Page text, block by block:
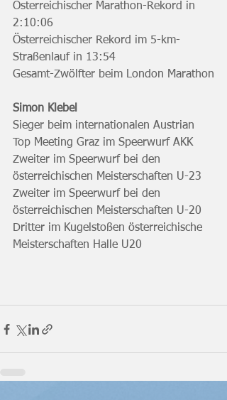
Österreichischer Marathon-Rekord in
2:10:06
Österreichischer Rekord im 5-km-
Straßenlauf in 13:54
Gesamt-Zwölfter beim London Marathon
Simon Klebel
Sieger beim internationalen Austrian
Top Meeting Graz im Speerwurf AKK
Zweiter im Speerwurf bei den
österreichischen Meisterschaften U-23
Zweiter im Speerwurf bei den
österreichischen Meisterschaften U-20
Dritter im Kugelstoßen österreichische
Meisterschaften Halle U20